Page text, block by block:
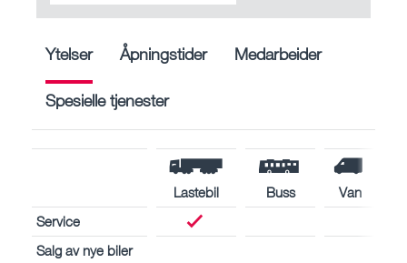
Ytelser Åpningstider Medarbeider
Spesielle tjenester
Lastebil Buss
Van
Service
Salg av nye biler